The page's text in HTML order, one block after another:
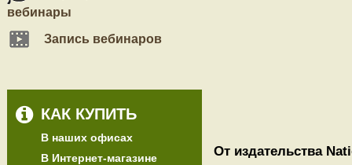
вебинары
Запись вебинаров
КАК КУПИТЬ
В наших офисах
В Интернет-магазине
От издательства